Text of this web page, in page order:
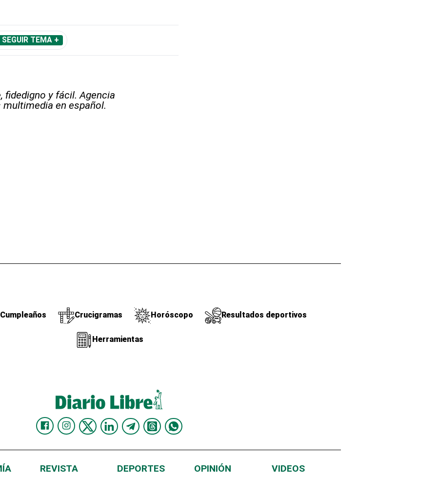
SEGUIR TEMA +
fidedigno y fácil. Agencia
en español.
Cumpleaños Crucigramas Horóscopo Resultados deportivos
Herramientas
REVISTA DEPORTES OPINIÓN VIDEOS